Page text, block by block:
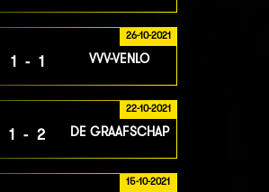
26-10-2021
1-1 VVV-VENLO
22-10-2021
1-2 DE GRAAFSCHAP
15-10-2021